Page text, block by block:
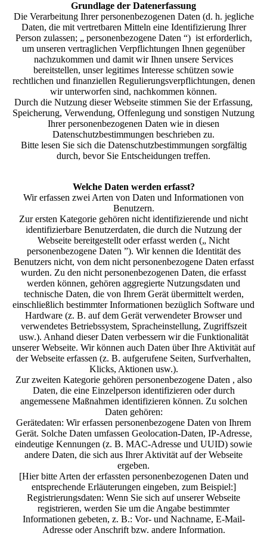
Grundlage der Datenerfassung
Die Verarbeitung Ihrer personenbezogenen Daten (d. h. jegliche
Daten, die mit vertretbaren Mitteln eine Identifizierung Ihrer
Person zulassen; „ personenbezogene Daten “) ist erforderlich,
um unseren vertraglichen Verpflichtungen Ihnen gegenüber
nachzukommen und damit wir Ihnen unsere Services
bereitstellen, unser legitimes Interesse schützen sowie
rechtlichen und finanziellen Regulierungsverpflichtungen, denen
wir unterworfen sind, nachkommen können.
Durch die Nutzung dieser Webseite stimmen Sie der Erfassung,
Speicherung, Verwendung, Offenlegung und sonstigen Nutzung
Ihrer personenbezogenen Daten wie in diesen
Datenschutzbestimmungen beschrieben zu.
Bitte lesen Sie sich die Datenschutzbestimmungen sorgfältig
durch, bevor Sie Entscheidungen treffen.
Welche Daten werden erfasst?
Wir erfassen zwei Arten von Daten und Informationen von
Benutzern.
Zur ersten Kategorie gehören nicht identifizierende und nicht
identifizierbare Benutzerdaten, die durch die Nutzung der
Webseite bereitgestellt oder erfasst werden („ Nicht
personenbezogene Daten ”). Wir kennen die Identität des
Benutzers nicht, von dem nicht personenbezogene Daten erfasst
wurden. Zu den nicht personenbezogenen Daten, die erfasst
werden können, gehören aggregierte Nutzungsdaten und
technische Daten, die von Ihrem Gerät übermittelt werden,
einschließlich bestimmter Informationen bezüglich Software und
Hardware (z. B. auf dem Gerät verwendeter Browser und
verwendetes Betriebssystem, Spracheinstellung, Zugriffszeit
usw.). Anhand dieser Daten verbessern wir die Funktionalität
unserer Webseite. Wir können auch Daten über Ihre Aktivität auf
der Webseite erfassen (z. B. aufgerufene Seiten, Surfverhalten,
Klicks, Aktionen usw.).
Zur zweiten Kategorie gehören personenbezogene Daten , also
Daten, die eine Einzelperson identifizieren oder durch
angemessene Maßnahmen identifizieren können. Zu solchen
Daten gehören:
Gerätedaten: Wir erfassen personenbezogene Daten von Ihrem
Gerät. Solche Daten umfassen Geolocation-Daten, IP-Adresse,
eindeutige Kennungen (z. B. MAC-Adresse und UUID) sowie
andere Daten, die sich aus Ihrer Aktivität auf der Webseite
ergeben.
[Hier bitte Arten der erfassten personenbezogenen Daten und
entsprechende Erläuterungen eingeben, zum Beispiel:]
Registrierungsdaten: Wenn Sie sich auf unserer Webseite
registrieren, werden Sie um die Angabe bestimmter
Informationen gebeten, z. B.: Vor- und Nachname, E-Mail-
Adresse oder Anschrift bzw. andere Information.